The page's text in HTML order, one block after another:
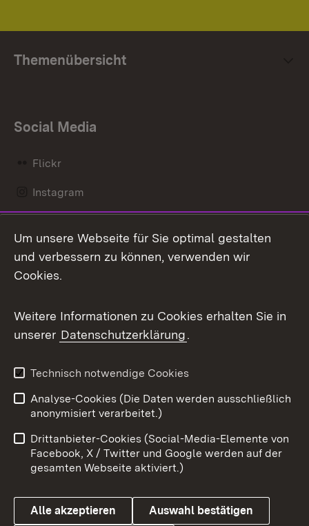
Themenübersicht
Social Media
Flickr
Instagram
Mastodon
Messenger
Social Wall
X / Twitter
Youtube
Benutzungshinweise
Barrierefreiheit
Datenschutz
Cookies
Um unsere Webseite für Sie optimal gestalten
und verbessern zu können, verwenden wir
Cookies.
Weitere Informationen zu Cookies erhalten Sie in
unserer Datenschutzerklärung.
Technisch notwendige Cookies
Analyse-Cookies (Die Daten werden ausschließlich
anonymisiert verarbeitet.)
Drittanbieter-Cookies (Social-Media-Elemente von
Facebook, X / Twitter und Google werden auf der
gesamten Webseite aktiviert.)
Alle akzeptieren Auswahl bestätigen